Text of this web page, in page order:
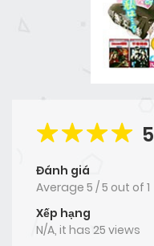
5
Đánh giá
Average 5 /5 out of 1
Xếp hạng
N/A, it has 25 views